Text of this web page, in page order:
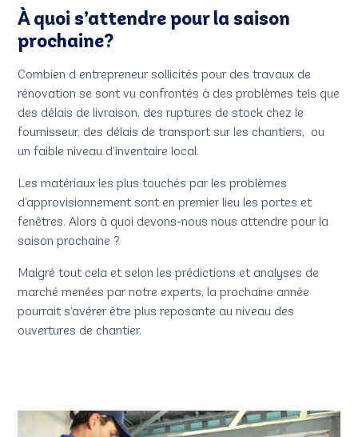
À quoi s’attendre pour la saison
prochaine?
Combien d entrepreneur sollicités pour des travaux de
rénovation se sont vu confrontés à des problèmes tels que
des délais de livraison, des ruptures de stock chez le
fournisseur, des délais de transport sur les chantiers, ou
un faible niveau d’inventaire local.
Les matériaux les plus touchés par les problèmes
d’approvisionnement sont en premier lieu les portes et
fenêtres. Alors à quoi devons-nous nous attendre pour la
saison prochaine ?
Malgré tout cela et selon les prédictions et analyses de
marché menées par notre experts, la prochaine année
pourrait s’avérer être plus reposante au niveau des
ouvertures de chantier.